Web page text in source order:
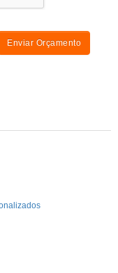
Enviar Orçamento